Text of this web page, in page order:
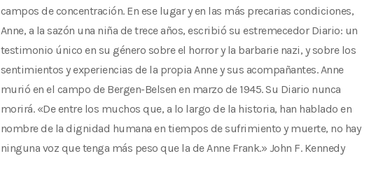
campos de concentración. En ese lugar y en las más precarias condiciones,
Anne, a la sazón una niña de trece años, escribió su estremecedor Diario: un
testimonio único en su género sobre el horror y la barbarie nazi, y sobre los
sentimientos y experiencias de la propia Anne y sus acompañantes. Anne
murió en el campo de Bergen-Belsen en marzo de 1945. Su Diario nunca
morirá. «De entre los muchos que, a lo largo de la historia, han hablado en
nombre de la dignidad humana en tiempos de sufrimiento y muerte, no hay
ninguna voz que tenga más peso que la de Anne Frank.» John F. Kennedy